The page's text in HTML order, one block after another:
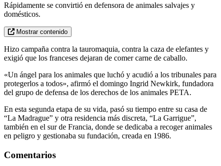
Rápidamente se convirtió en defensora de animales salvajes y
domésticos.
Mostrar contenido
Hizo campaña contra la tauromaquia, contra la caza de elefantes y
exigió que los franceses dejaran de comer carne de caballo.
«Un ángel para los animales que luchó y acudió a los tribunales para
protegerlos a todos», afirmó el domingo Ingrid Newkirk, fundadora
del grupo de defensa de los derechos de los animales PETA.
En esta segunda etapa de su vida, pasó su tiempo entre su casa de
“La Madrague” y otra residencia más discreta, “La Garrigue”,
también en el sur de Francia, donde se dedicaba a recoger animales
en peligro y gestionaba su fundación, creada en 1986.
Comentarios